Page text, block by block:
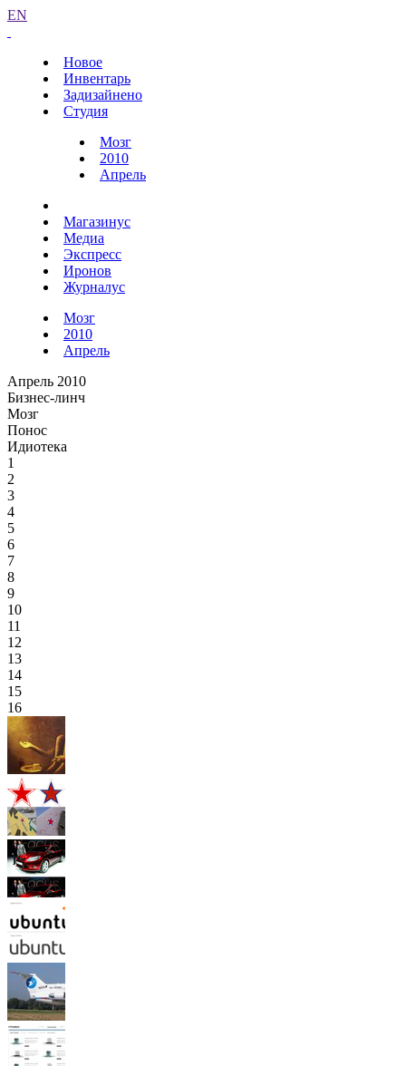
EN
Новое
Инвентарь
Задизайнено
Студия
Мозг
2010
Апрель
Магазинус
Медиа
Экспресс
Иронов
Журналус
Мозг
2010
Апрель
Апрель 2010
Бизнес-линч
Мозг
Понос
Идиотека
1
2
3
4
5
6
7
8
9
10
11
12
13
14
15
16